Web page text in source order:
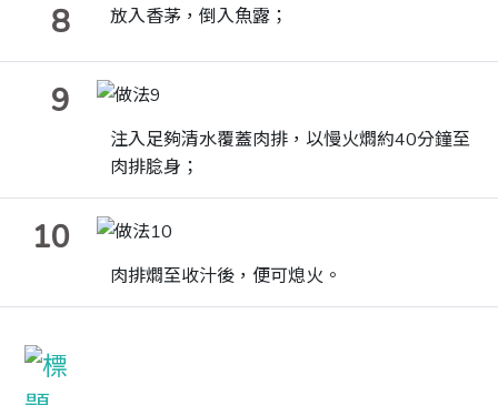
8 放入香茅，倒入魚露；
9
注入足夠清水覆蓋肉排，以慢火燜約40分鐘至
肉排腍身；
10
肉排燜至收汁後，便可熄火。